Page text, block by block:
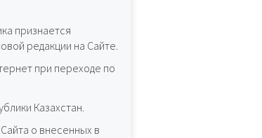
признается
редакции на Сайте.
при переходе по
Казахстан.
о внесенных в